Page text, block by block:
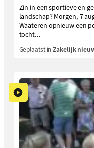
Zin in een sportieve en
landschap? Morgen, 7
Waateren opnieuw een
tocht...
Geplaatst inZakelijk